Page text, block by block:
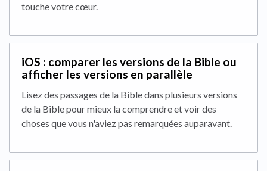
touche votre cœur.
iOS : comparer les versions de la Bible ou
afficher les versions en parallèle
Lisez des passages de la Bible dans plusieurs versions
de la Bible pour mieux la comprendre et voir des
choses que vous n'aviez pas remarquées auparavant.